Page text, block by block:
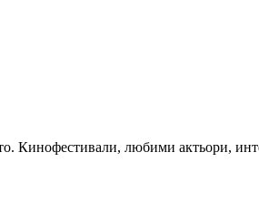
Кинофестивали, любими актьори,